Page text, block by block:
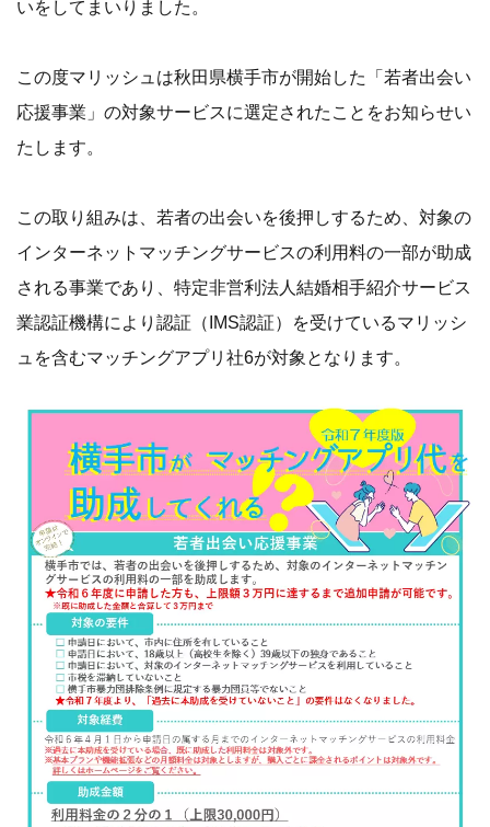
いをしてまいりました。
この度マリッシュは秋田県横手市が開始した「若者出会い
応援事業」の対象サービスに選定されたことをお知らせい
たします。
この取り組みは、若者の出会いを後押しするため、対象の
インターネットマッチングサービスの利用料の一部が助成
される事業であり、特定非営利法人結婚相手紹介サービス
業認証機構により認証（IMS認証）を受けているマリッシ
ュを含むマッチングアプリ社6が対象となります。